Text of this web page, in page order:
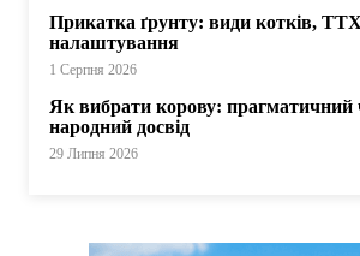
Прикатка ґрунту: види котків,
налаштування
1 Серпня 2026
Як вибрати корову: прагматичний
народний досвід
29 Липня 2026